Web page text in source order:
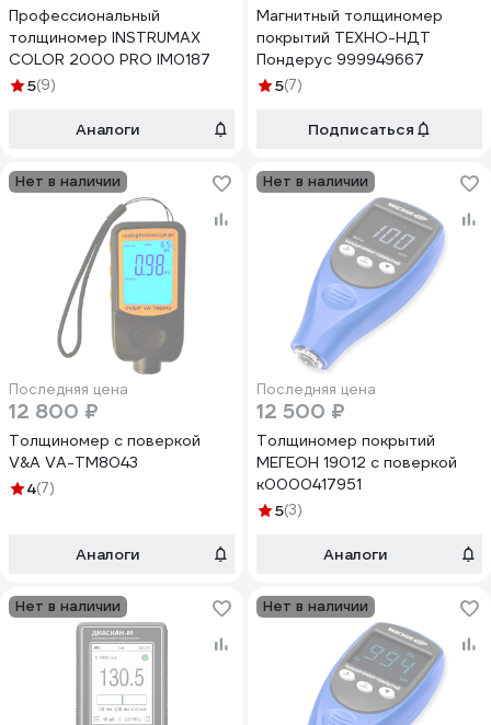
Профессиональный
толщиномер INSTRUMAX
COLOR 2000 PRO IM0187
5(9)
Аналоги
Магнитный толщиномер
покрытий ТЕХНО-НДТ
Пондерус 999949667
5(7)
Подписаться
Нет в наличии
Последняя цена
12 800 ₽
Толщиномер с поверкой
V&A VA-TM8043
4(7)
Аналоги
Нет в наличии
Последняя цена
12 500 ₽
Толщиномер покрытий
МЕГЕОН 19012 с поверкой
к0000417951
5(3)
Аналоги
Нет в наличии Нет в наличии